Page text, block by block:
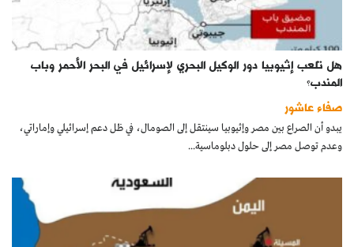
دفاتر
بالصورة
كتّابنا
الأرشيف
هل تلعب إثيوبيا دور الوكيل البحري لإسرائيل في البحر الأحمر وباب
المندب؟
صفاء عاشور
يبدو أن الصراع بين مصر وإثيوبيا سينتقل إلى الصومال، في ظل دعم إسرائيلي وإماراتي،
وعدم توصل مصر إلى حلول دبلوماسية...